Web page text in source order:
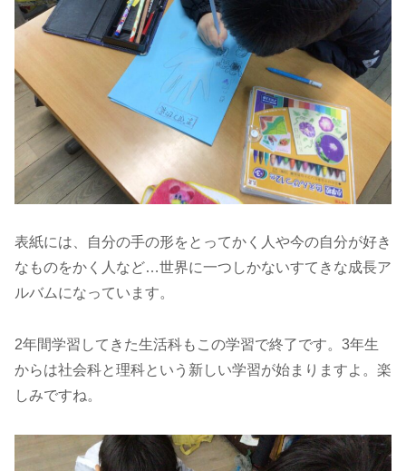
表紙には、自分の手の形をとってかく人や今の自分が好き
なものをかく人など…世界に一つしかないすてきな成長ア
ルバムになっています。
2年間学習してきた生活科もこの学習で終了です。3年生
からは社会科と理科という新しい学習が始まりますよ。楽
しみですね。